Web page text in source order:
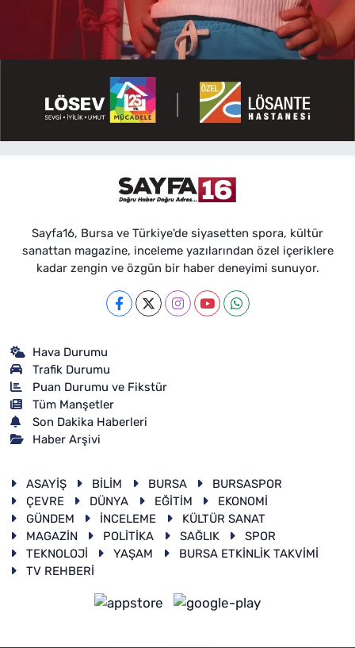
Sayfa16, Bursa ve Türkiye'de siyasetten spora, kültür
sanattan magazine, inceleme yazılarından özel içeriklere
kadar zengin ve özgün bir haber deneyimi sunuyor.
Hava Durumu
Trafik Durumu
Puan Durumu ve Fikstür
Tüm Manşetler
Son Dakika Haberleri
Haber Arşivi
ASAYİŞ BİLİM BURSA
BURSASPOR
ÇEVRE
DÜNYA EĞİTİM
EKONOMİ
GÜNDEM
İNCELEME
KÜLTÜR SANAT
MAGAZİN
POLİTİKA SAĞLIK
SPOR
TEKNOLOJİ
YAŞAM
BURSA ETKİNLİK TAKVİMİ
TV REHBERİ